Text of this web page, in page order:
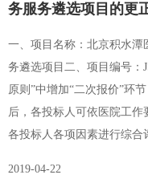
时间内来院登记并拷取文件
商文件，可采用邮箱发放
文件。未有效登记的企业不
22日至2019年4月26日下午
16：00（工作日，北京时
务服务遴选项目的更
一、项目名称：北京积水潭
务遴选项目二、项目编号：
原则”中增加“二次报价”环
后，各投标人可依医院工
各投标人各项因素进行综合
2019-04-22